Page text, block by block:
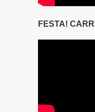
FESTA!